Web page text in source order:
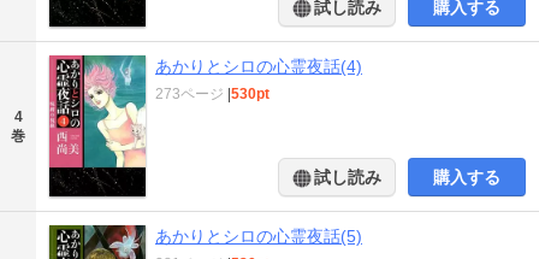
試し読み 購入する
4
巻
あかりとシロの心霊夜話(4)
273ページ |530pt
試し読み 購入する
あかりとシロの心霊夜話(5)